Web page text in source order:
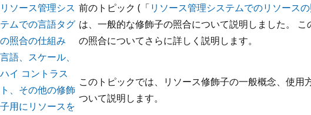
リソース管理シス
テムでの言語タグ
の照合の仕組み
前のトピック (「リソース管理システムでのリソース
は、一般的な修飾子の照合について説明しました。
の照合についてさらに詳しく説明します。
言語、スケール、
ハイ コントラス
ト、その他の修飾
子用にリソースを
このトピックでは、リソース修飾子の一般概念、使用
ついて説明します。